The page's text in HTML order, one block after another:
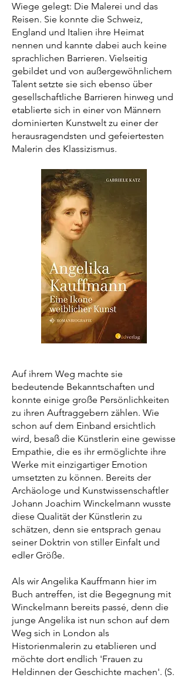
Wiege gelegt: Die Malerei und das
Reisen. Sie konnte die Schweiz,
England und Italien ihre Heimat
nennen und kannte dabei auch keine
sprachlichen Barrieren. Vielseitig
gebildet und von außergewöhnlichem
Talent setzte sie sich ebenso über
gesellschaftliche Barrieren hinweg und
etablierte sich in einer von Männern
dominierten Kunstwelt zu einer der
herausragendsten und gefeiertesten
Malerin des Klassizismus.
Auf ihrem Weg machte sie
bedeutende Bekanntschaften und
konnte einige große Persönlichkeiten
zu ihren Auftraggebern zählen. Wie
schon auf dem Einband ersichtlich
wird, besaß die Künstlerin eine gewisse
Empathie, die es ihr ermöglichte ihre
Werke mit einzigartiger Emotion
umsetzten zu können. Bereits der
Archäologe und Kunstwissenschaftler
Johann Joachim Winckelmann wusste
diese Qualität der Künstlerin zu
schätzen, denn sie entsprach genau
seiner Doktrin von stiller Einfalt und
edler Größe.
Als wir Angelika Kauffmann hier im
Buch antreffen, ist die Begegnung mit
Winckelmann bereits passé, denn die
junge Angelika ist nun schon auf dem
Weg sich in London als
Historienmalerin zu etablieren und
möchte dort endlich 'Frauen zu
Heldinnen der Geschichte machen'. (S.